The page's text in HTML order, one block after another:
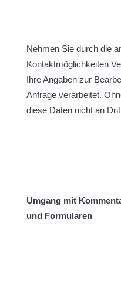
Nehmen Sie durch die
Kontaktmöglichkeiten
Ihre Angaben zur
Anfrage verarbeitet.
diese Daten nicht an
Umgang mit
und Formularen